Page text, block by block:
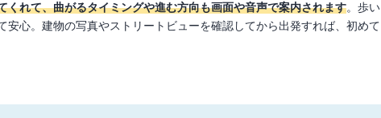
くれて、曲がるタイミングや進む方向も画面や音声で案内されます。歩い
安心。建物の写真やストリートビューを確認してから出発すれば、初めて